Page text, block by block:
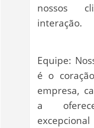
nossos
interação.
Equipe:
é o
empresa,
a